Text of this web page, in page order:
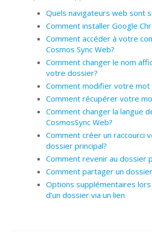
Quels navigateurs web sont
Comment installer Google
Comment accéder à votre
Cosmos Sync Web?
Comment changer le nom
votre dossier?
Comment modifier votre mot
Comment récupérer votre
Comment changer la langue
CosmosSync Web?
Comment créer un raccourci
dossier principal?
Comment revenir au dossier
Comment partager un
Options supplémentaires
d’un dossier via un lien